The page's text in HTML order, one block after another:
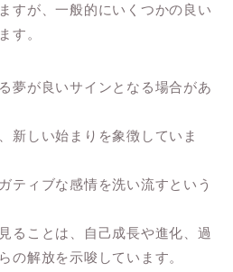
すが、一般的にいくつかの良い
す。
夢が良いサインとなる場合があ
新しい始まりを象徴していま
ティブな感情を洗い流すという
ることは、自己成長や進化、過
の解放を示唆しています。